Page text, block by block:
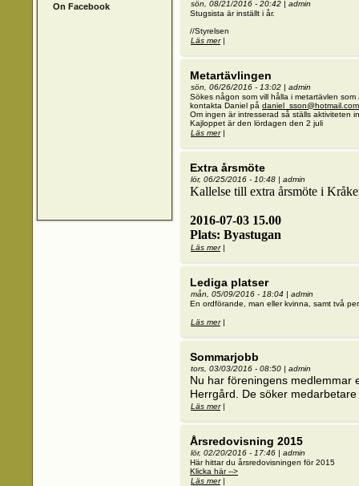
On Facebook sön, 08/21/2016 - 20:42 | admin
Stugsista är inställt i år.
//Styrelsen
Läs merom Stugsista 2016
|
Metartävlingen
sön, 06/26/2016 - 13:02 | admin
Sökes någon som vill hålla i metartävlen
kontakta Daniel på daniel_sson@hotmail.com
Om ingen är intresserad så ställs aktiviteten in
Kajloppet är den lördagen den 2 juli
Läs merom Metartävlingen
|
Extra årsmöte
lör, 06/25/2016 - 10:48 | admin
Kallelse till extra årsmöte i
2016-07-03 15.00
Plats: Byastugan
Läs merom Extra årsmöte
|
Lediga platser
mån, 05/09/2016 - 18:04 | admin
En ordförande, man eller kvinna, samt två
Läs merom Lediga platser
|
Sommarjobb
tors, 03/03/2016 - 08:50 | admin
Nu har föreningens medlemmar
Herrgård. De söker
Läs merom Sommarjobb
|
Årsredovisning 2015
lör, 02/20/2016 - 17:46 | admin
Här hittar du årsredovisningen för 2015
Klicka här -->
Läs merom Årsredovisning 2015
|